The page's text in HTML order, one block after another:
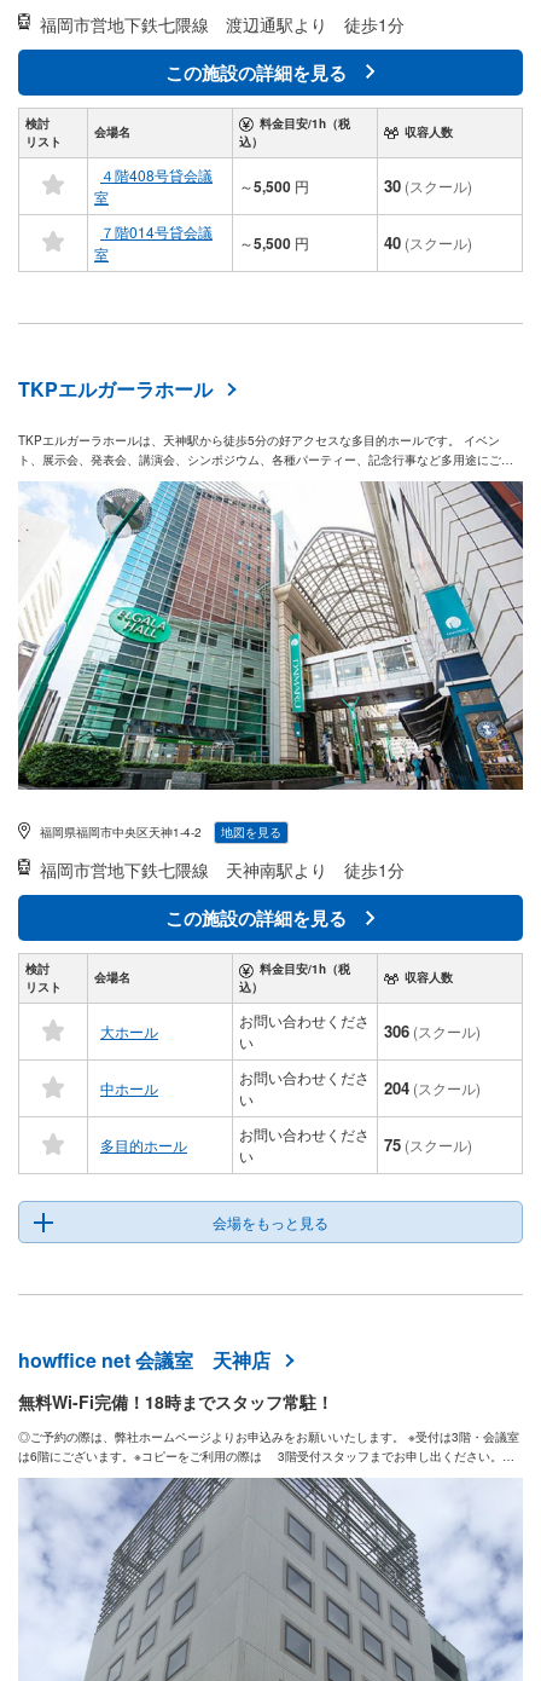
福岡市営地下鉄七隈線 渡辺通駅より 徒歩1分
この施設の詳細を見る
検討
リスト
会場名
料金目安/1h（税
込）
収容人数
４階408号貸会議
室
～5,500 円 30 (スクール)
７階014号貸会議
室
～5,500 円 40 (スクール)
TKPエルガーラホール
TKPエルガーラホールは、天神駅から徒歩5分の好アクセスな多目的ホールです。 イベン
ト、展示会、発表会、講演会、シンポジウム、各種パーティー、記念行事など多用途にご利
用いただけます。
福岡県福岡市中央区天神1-4-2 地図を見る
福岡市営地下鉄七隈線 天神南駅より 徒歩1分
この施設の詳細を見る
検討
リスト
会場名
料金目安/1h（税
込）
収容人数
大ホール
お問い合わせくださ
い
306 (スクール)
中ホール
お問い合わせくださ
い
204 (スクール)
多目的ホール
お問い合わせくださ
い
75 (スクール)
会場をもっと見る
howffice net 会議室 天神店
無料Wi-Fi完備！18時までスタッフ常駐！
◎ご予約の際は、弊社ホームページよりお申込みをお願いいたします。 ※受付は3階・会議室
は6階にございます。※コピーをご利用の際は 3階受付スタッフまでお申し出ください。
（平日 9：00～18：00） ※喫煙室は同フロアー内に別途設置しております。（会議室内は
禁煙です。） ※有線LAN・無線LANによるインターネット接続が可能です。 ※弊社ホームペー
ジより予約状況の確認ができます。